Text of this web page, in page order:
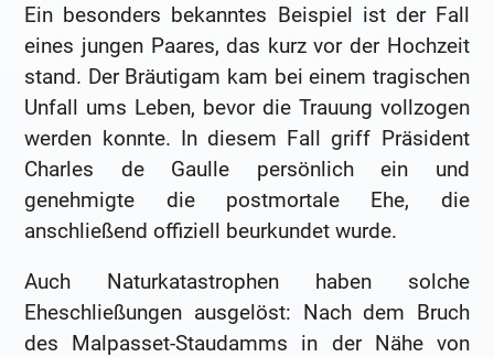
Ein besonders bekanntes Beispiel ist der Fall
eines jungen Paares, das kurz vor der Hochzeit
stand. Der Bräutigam kam bei einem tragischen
Unfall ums Leben, bevor die Trauung vollzogen
werden konnte. In diesem Fall griff Präsident
Charles de Gaulle persönlich ein und
genehmigte die postmortale Ehe, die
anschließend offiziell beurkundet wurde.
Auch Naturkatastrophen haben solche
Eheschließungen ausgelöst: Nach dem Bruch
des Malpasset-Staudamms in der Nähe von